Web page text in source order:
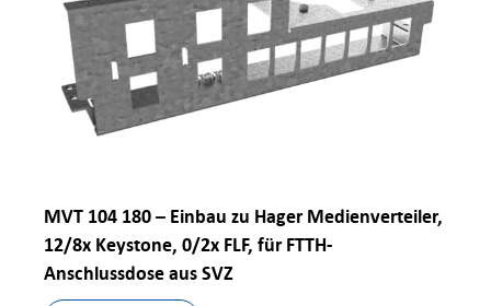
MVT 104 180 – Einbau zu Hager Medienverteiler,
12/8x Keystone, 0/2x FLF, für FTTH-
Anschlussdose aus SVZ